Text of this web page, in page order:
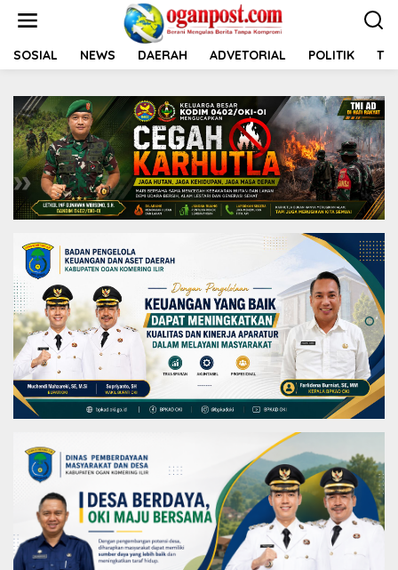
t
SOSIAL NEWS DAERAH ADVETORIAL POLITIK